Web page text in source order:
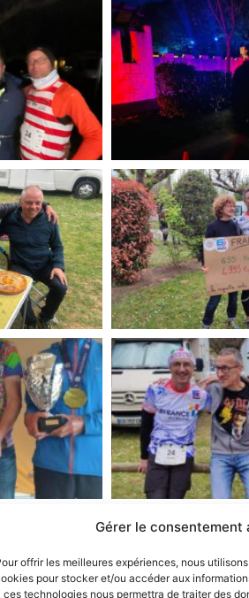
Gérer le consentement
offrir les meilleures expériences, nous
pour stocker et/ou accéder aux
ces technologies nous permettra de traiter des